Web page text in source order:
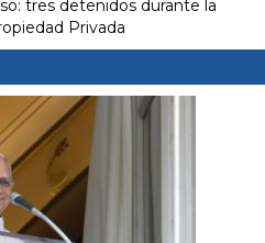
tres detenidos durante la
Privada